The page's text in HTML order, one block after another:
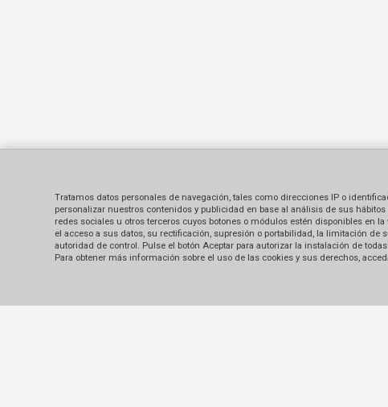
Tratamos datos personales de navegación, tales como direcciones IP o
personalizar nuestros contenidos y publicidad en base al análisis de sus
redes sociales u otros terceros cuyos botones o módulos estén disponibles en
el acceso a sus datos, su rectificación, supresión o portabilidad, la limitación
autoridad de control. Pulse el botón Aceptar para autorizar la instalación de
Para obtener más información sobre el uso de las cookies y sus derechos,